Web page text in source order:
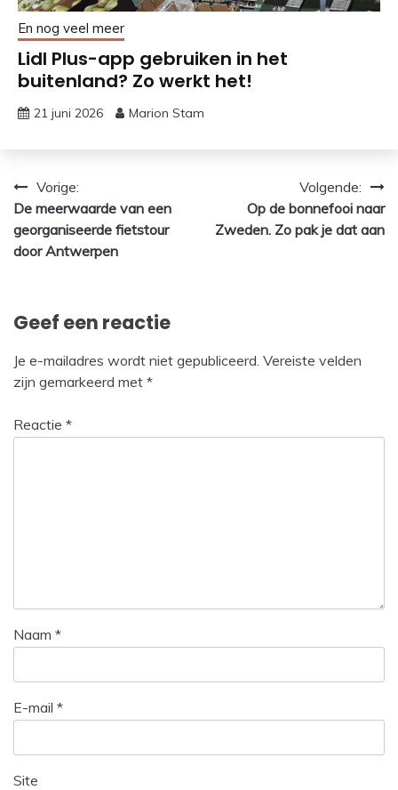
En nog veel meer
Lidl Plus-app gebruiken in het
buitenland? Zo werkt het!
21 juni 2026 Marion Stam
Bericht
navigatie
Vorige:
De meerwaarde van een
georganiseerde fietstour
door Antwerpen
Volgende:
Op de bonnefooi naar
Zweden. Zo pak je dat aan
Geef een reactie
Je e-mailadres wordt niet gepubliceerd. Vereiste velden
zijn gemarkeerd met *
Reactie *
Naam *
E-mail *
Site